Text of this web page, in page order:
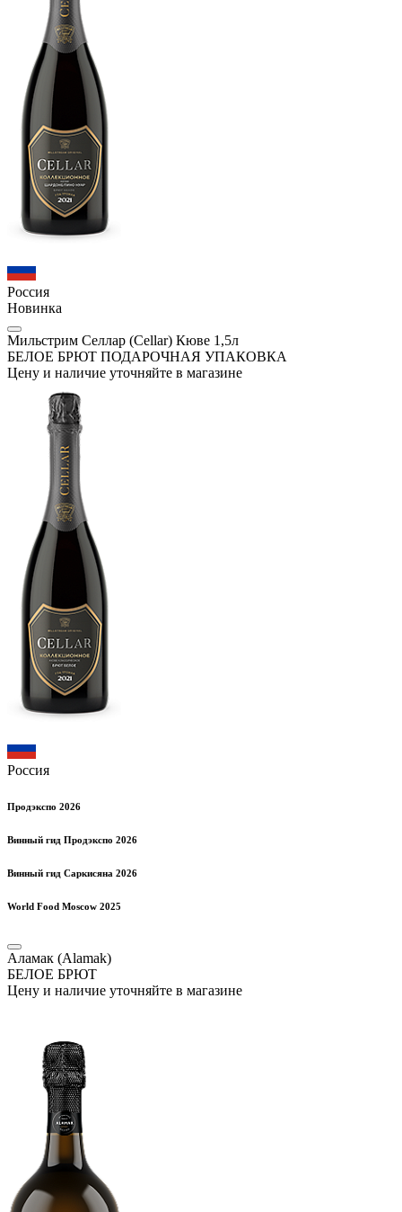
Россия
Новинка
Мильстрим Селлар (Cellar) Кюве 1,5л
БЕЛОЕ БРЮТ ПОДАРОЧНАЯ УПАКОВКА
Цену и наличие уточняйте в магазине
Россия
Продэкспо 2026
Винный гид Продэкспо 2026
Винный гид Саркисяна 2026
World Food Moscow 2025
Аламак (Alamak)
БЕЛОЕ БРЮТ
Цену и наличие уточняйте в магазине